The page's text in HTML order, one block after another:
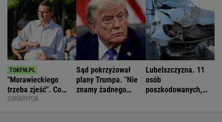
"Morawieckiego
trzeba zjeść". Co
dzieje się w PiS?
SUBSKRYPCJA
Sąd pokrzyżował
plany Trumpa. "Nie
znamy żadnego
Lubelszczyzna. 11
osób
poszkodowanych,